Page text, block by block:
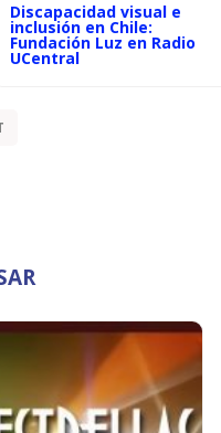
Discapacidad visual e
inclusión en Chile:
Fundación Luz en Radio
UCentral